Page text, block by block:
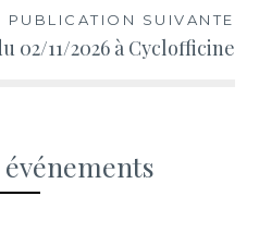
PUBLICATION SUIVANTE
02/11/2026 à Cyclofficine